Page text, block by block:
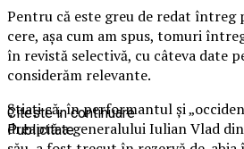
Pentru că este greu de redat întreg
cere, aşa cum am spus, tomuri
în revistă selectivă, cu câteva date
considerăm relevante.
Ştiaţi că, în performantul şi
dreaptă a generalului Iulian Vlad
Citeste in continuare
Publicitate